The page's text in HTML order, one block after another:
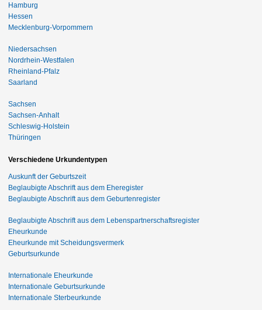
Hamburg
Hessen
Mecklenburg-Vorpommern
Niedersachsen
Nordrhein-Westfalen
Rheinland-Pfalz
Saarland
Sachsen
Sachsen-Anhalt
Schleswig-Holstein
Thüringen
Verschiedene Urkundentypen
Auskunft der Geburtszeit
Beglaubigte Abschrift aus dem Eheregister
Beglaubigte Abschrift aus dem Geburtenregister
Beglaubigte Abschrift aus dem Lebenspartnerschaftsregister
Eheurkunde
Eheurkunde mit Scheidungsvermerk
Geburtsurkunde
Internationale Eheurkunde
Internationale Geburtsurkunde
Internationale Sterbeurkunde